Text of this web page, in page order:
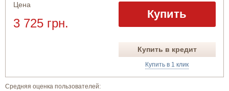
Цена
3 725 грн.
Купить
Купить в кредит
Купить в 1 клик
Средняя оценка пользователей: